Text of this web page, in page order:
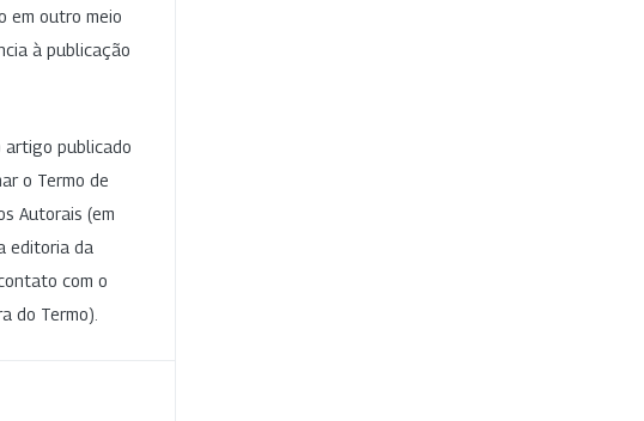
em outro meio
à publicação
artigo publicado
o Termo de
Autorais (em
editoria da
com o
do Termo).